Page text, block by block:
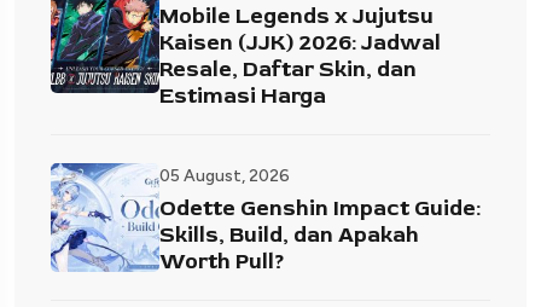
Mobile Legends x Jujutsu
Kaisen (JJK) 2026: Jadwal
Resale, Daftar Skin, dan
Estimasi Harga
05 August, 2026
Odette Genshin Impact Guide:
Skills, Build, dan Apakah
Worth Pull?